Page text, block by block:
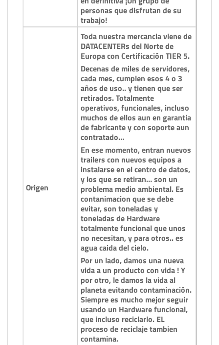
personas que disfrutan de su
trabajo!
Origen
Toda nuestra mercancia viene de
DATACENTERs del Norte de
Europa con Certificación TIER 5.
Decenas de miles de servidores,
cada mes, cumplen esos 4 o 3
años de uso.. y tienen que ser
retirados. Totalmente
operativos, funcionales, incluso
muchos de ellos aun en garantia
de fabricante y con soporte aun
contratado…
En ese momento, entran nuevos
trailers con nuevos equipos a
instalarse en el centro de datos,
y los que se retiran… son un
problema medio ambiental. Es
contanimacion que se debe
evitar, son toneladas y
toneladas de Hardware
totalmente funcional que unos
no necesitan, y para otros.. es
agua caida del cielo.
Por un lado, damos una nueva
vida a un producto con vida ! Y
por otro, le damos la vida al
planeta evitando contaminación.
Siempre es mucho mejor seguir
usando un Hardware funcional,
que incluso reciclarlo. EL
proceso de reciclaje tambien
contamina.